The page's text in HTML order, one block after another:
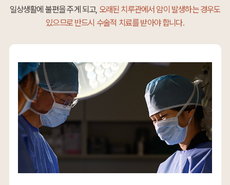
일상생활에 불편을 주게 되고, 오래된 치루관에서 암이 발생하는 경우도
있으므로 반드시 수술적 치료를 받아야 합니다.